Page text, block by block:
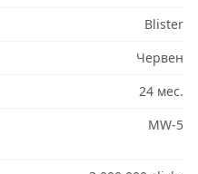
Blister
Червен
24 мес.
MW-5